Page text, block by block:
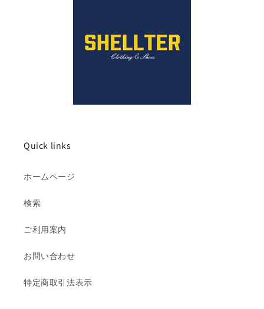
Quick links
ホームページ
検索
ご利用案内
お問い合わせ
特定商取引法表示